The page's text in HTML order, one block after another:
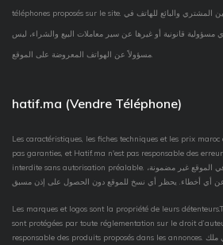
téléphones proposés sur le site. موقعنا يقوم فقط بدور الوسيط بين المشتري والبائع للهاتف في
مسؤولية قانونية أو غيرها عن سير معاملات البيع والشراء، ليس
hatif.ma (Vendre Téléphone)
Les caractéristiques, les fiches techniques et les prix
pas garanties, et Hatif.ma n'est pas responsable des
interdite sans autorisation préalable. موصفات و ثمن الهواتف الموجودة في الموقع غير مضمونة،
Les marques et logos sont la propriété de leurs
sont protégées par toute réglementation sur le droit
responsable des produits proposés dans les annonces. العلامات التجارية والشعارات هي ملك